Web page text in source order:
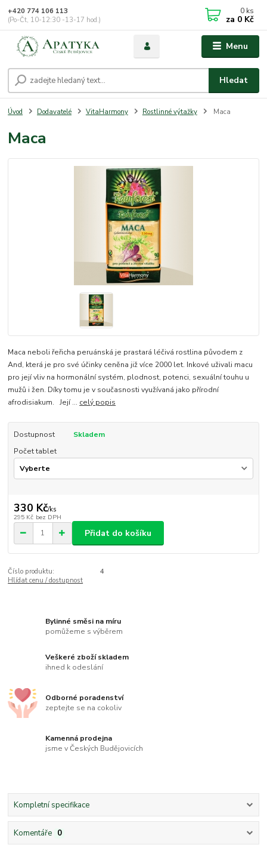
Menu
Hledat
+420 774 106 113
(Po-Čt, 10-12:30 -13-17 hod.)
0 ks
za 0 Kč
Úvod Dodavatelé VitaHarmony Rostlinné výtažky Maca
Maca
Maca neboli řeřicha peruánská je prastará léčivá rostlina původem z
And, která je pro své účinky ceněna již více 2000 let. Inkové uživali macu
pro její vliv na hormonální systém, plodnost, potenci, sexuální touhu u
mužů i žen. Díky tomu je v současnosti využívaná jako přírodní
afrodisiakum. Její ... celý popis
Dostupnost
Skladem
Počet tablet
330 Kč/ks
295 Kč bez DPH
Přidat do košíku
Číslo produktu:
4
Hlídat cenu / dostupnost
Bylinné směsi na míru
pomůžeme s výběrem
Veškeré zboží skladem
ihned k odeslání
Odborné poradenství
zeptejte se na cokoliv
Kamenná prodejna
jsme v Českých Budějovicích
Kompletní specifikace
Komentáře 0